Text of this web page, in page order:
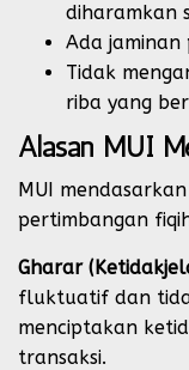
diharamkan
Ada jaminan
Tidak
riba yang
Alasan MUI
MUI
pertimbangan
Gharar
fluktuatif dan
menciptakan
transaksi.